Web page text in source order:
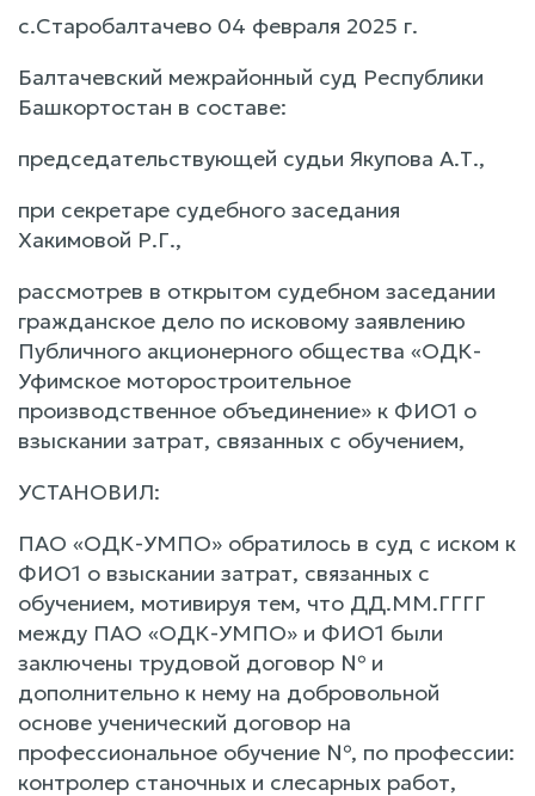
с.Старобалтачево 04 февраля 2025 г.
Балтачевский межрайонный суд Республики
Башкортостан в составе:
председательствующей судьи Якупова А.Т.,
при секретаре судебного заседания
Хакимовой Р.Г.,
рассмотрев в открытом судебном заседании
гражданское дело по исковому заявлению
Публичного акционерного общества «ОДК-
Уфимское моторостроительное
производственное объединение» к ФИО1 о
взыскании затрат, связанных с обучением,
УСТАНОВИЛ:
ПАО «ОДК-УМПО» обратилось в суд с иском к
ФИО1 о взыскании затрат, связанных с
обучением, мотивируя тем, что ДД.ММ.ГГГГ
между ПАО «ОДК-УМПО» и ФИО1 были
заключены трудовой договор № и
дополнительно к нему на добровольной
основе ученический договор на
профессиональное обучение №, по профессии:
контролер станочных и слесарных работ,